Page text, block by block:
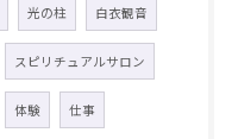
光の柱 白衣観音
スピリチュアルサロン
体験 仕事